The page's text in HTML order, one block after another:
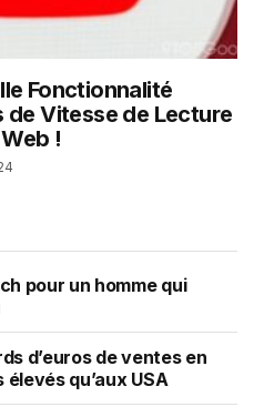
Fonctionnalité
de Vitesse de Lecture
!
pour un homme qui
d’euros de ventes en
qu’aux USA